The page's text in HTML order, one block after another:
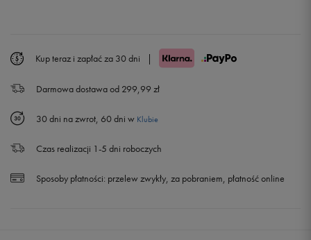
Kup teraz i zapłać za 30 dni |
Darmowa dostawa od 299,99 zł
30 dni na zwrot, 60 dni w Klubie
Czas realizacji 1-5 dni roboczych
Sposoby płatności: przelew zwykły, za pobraniem, płatność online